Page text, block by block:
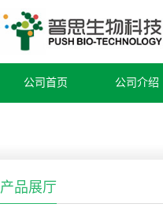
公司首页 公司介绍
产品展厅